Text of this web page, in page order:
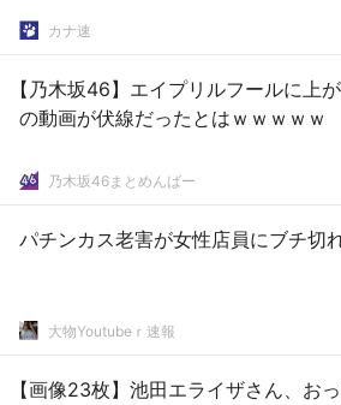
カナ速
【乃木坂46】エイプリルフールに上
の動画が伏線だったとはｗｗｗｗｗ
乃木坂46まとめんばー
パチンカス老害が女性店員にブチ切
大物Youtubeｒ速報
【画像23枚】池田エライザさん、お